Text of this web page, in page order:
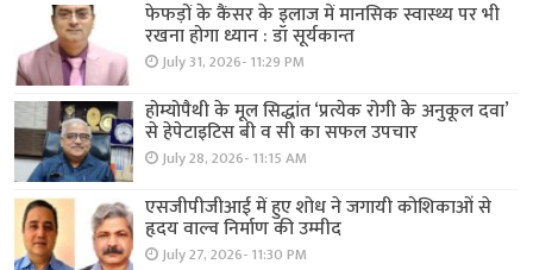
फेफड़ों के कैंसर के इलाज में मानसिक स्वास्थ्य पर भी
रखना होगा ध्यान : डॉ सूर्यकान्त
July 31, 2026- 11:29 PM
होम्योपैथी के मूल सिद्धांत ‘प्रत्येक रोगी केे अनुकूल दवा’
से हेपेटाइटिस बी व सी का सफल उपचार
July 28, 2026- 11:15 AM
एसजीपीजीआई में हुए शोध ने जगायी कोशिकाओं से
हृदय वाल्व निर्माण की उम्मीद
July 27, 2026- 11:30 PM